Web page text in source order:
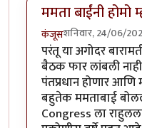
ममता बाईंनी होमो
कंजूसशनिवार, 24/06/
परंतू या अगोदर
बैठक फार लांबली
पंतप्रधान होणार आणि
बहुतेक ममताबाई
Congress ला